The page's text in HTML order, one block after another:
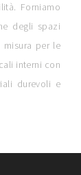
Forniamo
degli spazi
per le
interni con
durevoli e